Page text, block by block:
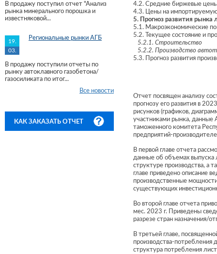
В продажу поступил отчет "Анализ
рынка минерального порошка и
известняковой...
19.
03.
Региональные рынки АГБ
В продажу поступили отчеты по
рынку автоклавного газобетона/
газосиликата по итог...
Все новости
КАК ЗАКАЗАТЬ ОТЧЕТ
4.2. Средние биржевые
4.3. Цены на
5. Прогноз развития рынка
5.1. Макроэкономические
5.2. Текущее состояние и
5.2.1. Строительство
5.2.2. Производство
5.3. Прогноз развития
Отчет посвящен анализу
прогнозу его развития в
рисунков (графиков,
участниками рынка, данные
таможенного комитета
предприятий-
В первой главе отчета
данные об объемах выпуска
структуре производства, а
главе приведено описание
производственные
существующих
Во второй главе отчета
мес. 2023 г. Приведены
разрезе стран назначения/
В третьей главе,
производства-потребления
структура потребления